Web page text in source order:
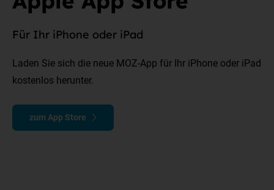
Für Ihr iPhone oder iPad
Laden Sie sich die neue MOZ-App für Ihr iPhone oder iPad
kostenlos herunter.
zum App Store